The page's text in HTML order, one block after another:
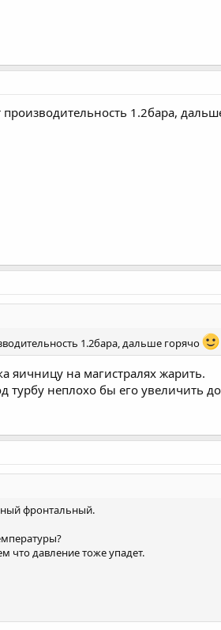
1.2бара,
1.2бара, дальше горячо
яичницу на магистралях жарить.
турбу неплохо бы его увеличить
фронтальный.
что давление тоже упадет.